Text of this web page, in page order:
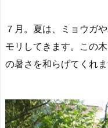
７月。夏は、ミョウガ
モリしてきます。この
の暑さを和らげてくれま